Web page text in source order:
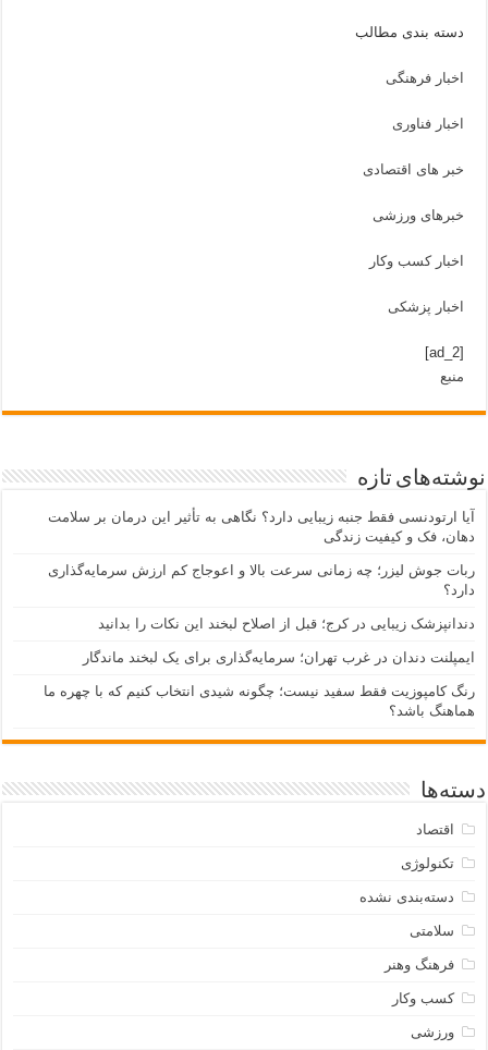
دسته بندی مطالب
اخبار فرهنگی
اخبار فناوری
خبر های اقتصادی
خبرهای ورزشی
اخبار کسب وکار
اخبار پزشکی
[ad_2]
منبع
نوشته‌های تازه
آیا ارتودنسی فقط جنبه زیبایی دارد؟ نگاهی به تأثیر این درمان بر سلامت
دهان، فک و کیفیت زندگی
ربات جوش لیزر؛ چه زمانی سرعت بالا و اعوجاج کم ارزش سرمایه‌گذاری
دارد؟
دندانپزشک زیبایی در کرج؛ قبل از اصلاح لبخند این نکات را بدانید
ایمپلنت دندان در غرب تهران؛ سرمایه‌گذاری برای یک لبخند ماندگار
رنگ کامپوزیت فقط سفید نیست؛ چگونه شیدی انتخاب کنیم که با چهره ما
هماهنگ باشد؟
دسته‌ها
اقتصاد
تکنولوژی
دسته‌بندی نشده
سلامتی
فرهنگ وهنر
کسب وکار
ورزشی